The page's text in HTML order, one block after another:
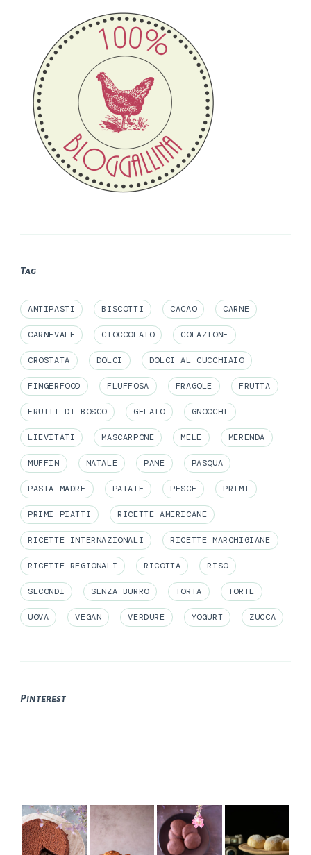
Tag
ANTIPASTI BISCOTTI CACAO CARNE
CARNEVALE CIOCCOLATO COLAZIONE
CROSTATA DOLCI DOLCI AL CUCCHIAIO
FINGERFOOD FLUFFOSA FRAGOLE FRUTTA
FRUTTI DI BOSCO GELATO GNOCCHI
LIEVITATI MASCARPONE MELE MERENDA
MUFFIN NATALE PANE PASQUA
PASTA MADRE PATATE PESCE PRIMI
PRIMI PIATTI RICETTE AMERICANE
RICETTE INTERNAZIONALI RICETTE MARCHIGIANE
RICETTE REGIONALI RICOTTA RISO
SECONDI SENZA BURRO TORTA TORTE
UOVA VEGAN VERDURE YOGURT ZUCCA
Pinterest